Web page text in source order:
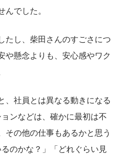
でした。
たし、柴田さんのすごさにつ
や懸念よりも、安心感やワク
、社員とは異なる動きになる
ンなどは、確かに最初は不
その他の仕事もあるかと思う
のかな？」「どれぐらい見